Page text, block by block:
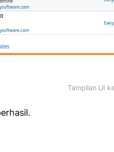
Tampilan UI